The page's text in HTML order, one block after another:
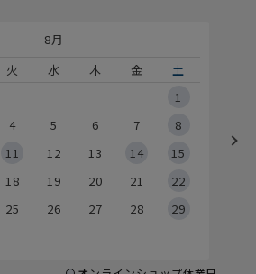
8月
火 水 木 金
土
1
4 5 6 7
8
11 12 13 14
15
18 19 20 21
22
25 26 27 28
29